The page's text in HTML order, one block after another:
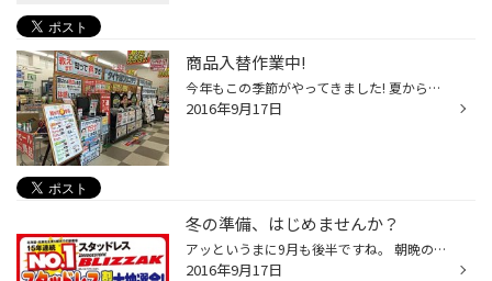
商品入替作業中!
今年もこの季節がやってきました! 夏から冬へと展示変更やってます!(*^_^*) 皆さまによりわかりやすく、しっかりとタイヤを選んでいただけるよう試行錯誤して改装しております! 一部乱雑になっている場合もございますが、なにとぞご理解のほどよろしくお願いいたしますm(__)m さて、当店ではただい...
2016年9月17日
冬の準備、はじめませんか？
アッというまに9月も後半ですね。 朝晩の冷え込みも感じる季節になりました。 皆さん秋冬物のファッションアイテムなんかは準備中かと思いますが 車の冬準備もはじめましょう(*^_^*) ただいま当店ではスタッドレスがお買い得! 大抽選会をはじめ、会員様セール、旧品処分などなど今がチャンス！が盛...
2016年9月17日